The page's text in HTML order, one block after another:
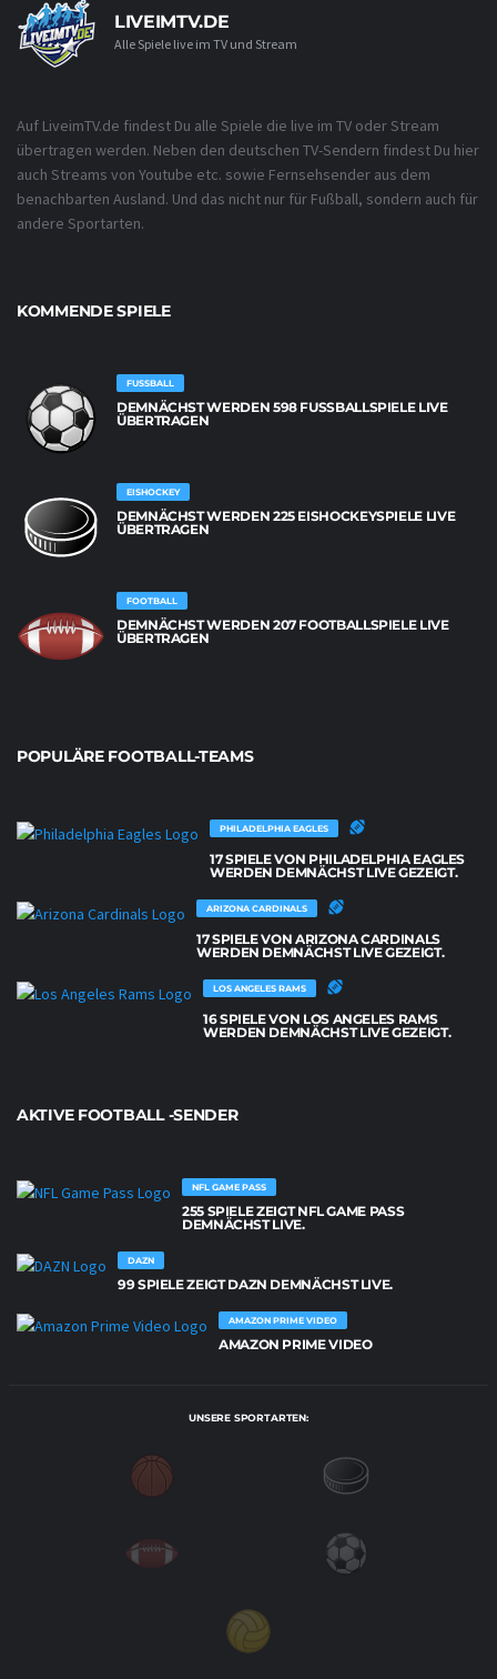
LIVEIMTV.DE
Alle Spiele live im TV und Stream
Auf LiveimTV.de findest Du alle Spiele die live im TV oder Stream
übertragen werden. Neben den deutschen TV-Sendern findest Du hier
auch Streams von Youtube etc. sowie Fernsehsender aus dem
benachbarten Ausland. Und das nicht nur für Fußball, sondern auch für
andere Sportarten.
KOMMENDE SPIELE
FUSSBALL
DEMNÄCHST WERDEN 598 FUSSBALLSPIELE LIVE Ü
BERTRAGEN
EISHOCKEY
DEMNÄCHST WERDEN 225 EISHOCKEYSPIELE LIVE
ÜBERTRAGEN
FOOTBALL
DEMNÄCHST WERDEN 207 FOOTBALLSPIELE LIVE
ÜBERTRAGEN
POPULÄRE FOOTBALL-TEAMS
PHILADELPHIA EAGLES
17 SPIELE VON PHILADELPHIA EAGLES
WERDEN DEMNÄCHST LIVE GEZEIGT.
ARIZONA CARDINALS
17 SPIELE VON ARIZONA CARDINALS
WERDEN DEMNÄCHST LIVE GEZEIGT.
LOS ANGELES RAMS
16 SPIELE VON LOS ANGELES RAMS
WERDEN DEMNÄCHST LIVE GEZEIGT.
AKTIVE FOOTBALL -SENDER
NFL GAME PASS
255 SPIELE ZEIGT NFL GAME PASS
DEMNÄCHST LIVE.
DAZN
99 SPIELE ZEIGT DAZN DEMNÄCHST LIVE.
AMAZON PRIME VIDEO
AMAZON PRIME VIDEO
UNSERE SPORTARTEN: